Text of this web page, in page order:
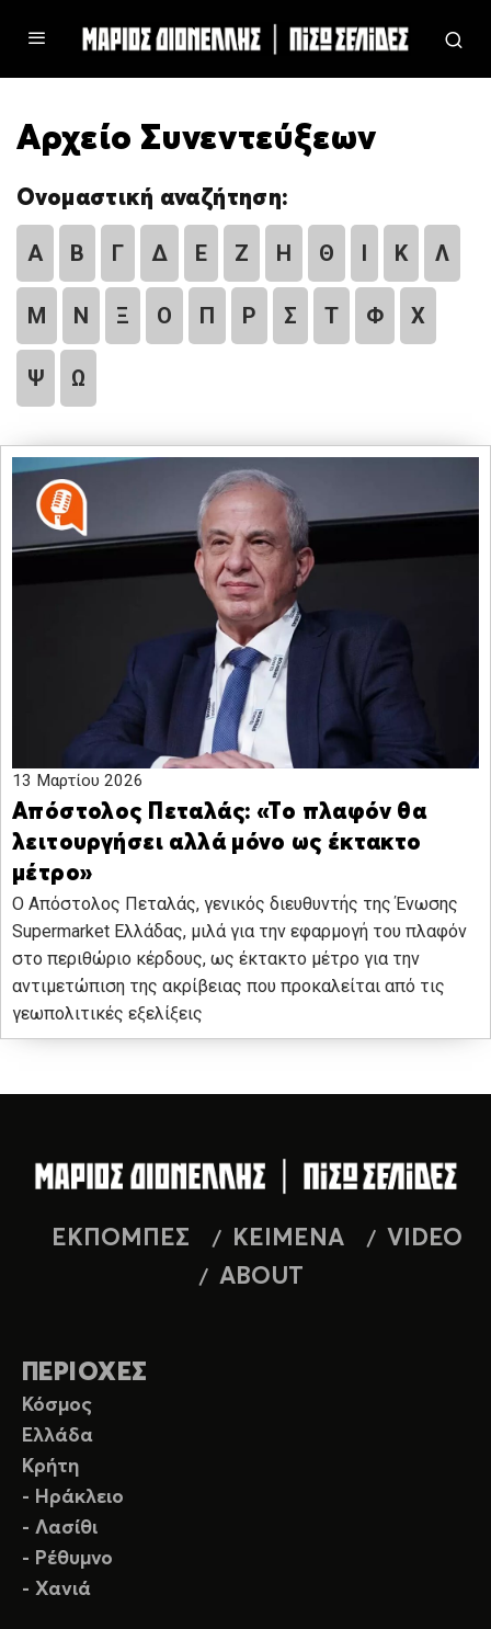
Αρχείο Συνεντεύξεων
Ονομαστική αναζήτηση:
Α Β Γ Δ Ε Ζ Η Θ Ι Κ Λ
Μ Ν Ξ Ο Π Ρ Σ Τ Φ Χ
Ψ Ω
13 Μαρτίου 2026
Απόστολος Πεταλάς: «Το πλαφόν θα
λειτουργήσει αλλά μόνο ως έκτακτο
μέτρο»
Ο Απόστολος Πεταλάς, γενικός διευθυντής της Ένωσης
Supermarket Ελλάδας, μιλά για την εφαρμογή του πλαφόν
στο περιθώριο κέρδους, ως έκτακτο μέτρο για την
αντιμετώπιση της ακρίβειας που προκαλείται από τις
γεωπολιτικές εξελίξεις
ΕΚΠΟΜΠΕΣ ΚΕΙΜΕΝΑ
VIDEO
ABOUT
ΠΕΡΙΟΧΕΣ
Κόσμος
Ελλάδα
Κρήτη
- Ηράκλειο
- Λασίθι
- Ρέθυμνο
- Χανιά